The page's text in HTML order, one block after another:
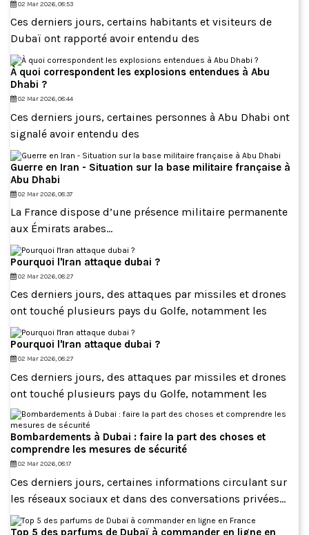
02 Mar 2026, 08:53
Ces derniers jours, certains habitants et visiteurs de
Dubaï ont rapporté avoir entendu des
À quoi correspondent les explosions entendues à Abu
Dhabi ?
02 Mar 2026, 08:44
Ces derniers jours, certaines personnes à Abu Dhabi ont
signalé avoir entendu des
Guerre en Iran - Situation sur la base militaire française à
Abu Dhabi
02 Mar 2026, 08:37
La France dispose d’une présence militaire permanente
aux Émirats arabes...
Pourquoi l'Iran attaque dubai ?
02 Mar 2026, 08:27
Ces derniers jours, des attaques par missiles et drones
ont touché plusieurs pays du Golfe, notamment les
Pourquoi l'Iran attaque dubai ?
02 Mar 2026, 08:27
Ces derniers jours, des attaques par missiles et drones
ont touché plusieurs pays du Golfe, notamment les
Bombardements à Dubai : faire la part des choses et
comprendre les mesures de sécurité
02 Mar 2026, 08:17
Ces derniers jours, certaines informations circulant sur
les réseaux sociaux et dans des conversations privées...
Top 5 des parfums de Dubaï à commander en ligne en